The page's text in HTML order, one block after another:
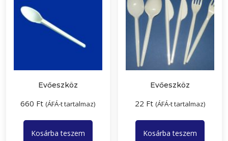
Evőeszköz
660 Ft (ÁFÁ-t tartalmaz)
Kosárba teszem
Evőeszköz
22 Ft (ÁFÁ-t tartalmaz)
Kosárba teszem